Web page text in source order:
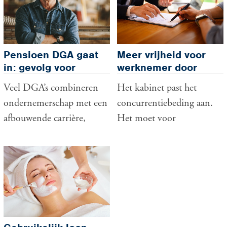
Pensioen DGA gaat
in: gevolg voor
gebruikelijk loon
Veel DGA’s combineren
ondernemerschap met een
afbouwende carrière,
richting pensioen gaan of
minder uren in de
onderneming werken.
Toch blijft de wettelijke
regeling voor het
Meer vrijheid voor
werknemer door
modernisering
concurrentiebeding
Het kabinet past het
concurrentiebeding aan.
Het moet voor